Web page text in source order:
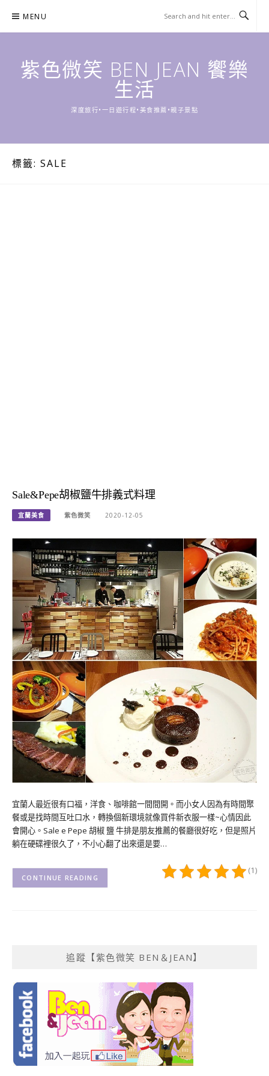
content
MENU
紫色微笑 BEN JEAN 饗樂
生活
深度旅行•一日遊行程•美食推薦•親子景點
標籤: SALE
Sale&Pepe胡椒鹽牛排義式料理
宜蘭美食 紫色微笑 2020-12-05
宜蘭人最近很有口福，洋食、咖啡館一間間開。而小女人因為有時間聚
餐或是找時間互吐口水，轉換個新環境就像買件新衣服一樣~心情因此
會開心。Sale e Pepe 胡椒 鹽 牛排是朋友推薦的餐廳很好吃，但是照片
躺在硬碟裡很久了，不小心翻了出來還是要…
(1)
CONTINUE READING
追蹤【紫色微笑 BEN＆JEAN】